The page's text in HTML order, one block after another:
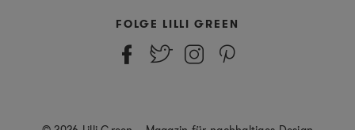
FOLGE LILLI GREEN